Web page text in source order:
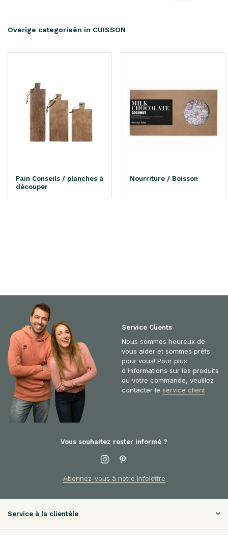
Overige categorieën in CUISSON
Pain Conseils / planches à
découper
Nourriture / Boisson
Service Clients
Nous sommes heureux de
vous aider et sommes prêts
pour vous! Pour plus
d'informations sur les produits
ou votre commande, veuillez
contacter le service client
Vous souhaitez rester informé ?
Abonnez-vous à notre infolettre
Service à la clientèle